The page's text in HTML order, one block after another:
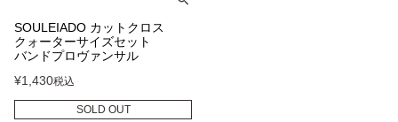
SOULEIADO カットクロス
クォーターサイズセット
バンドプロヴァンサル
¥1,430税込
SOLD OUT